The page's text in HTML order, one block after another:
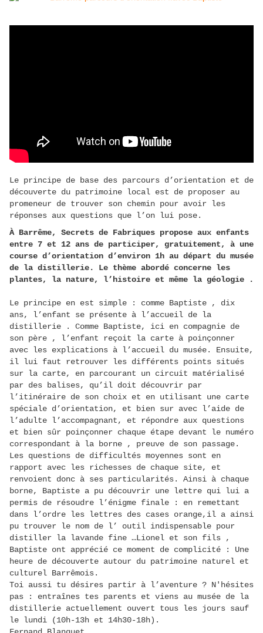
Le principe de base des parcours d’orientation et de
découverte du patrimoine local est de proposer au
promeneur de trouver son chemin pour avoir les
réponses aux questions que l’on lui pose.
À Barrême, Secrets de Fabriques propose aux enfants
entre 7 et 12 ans de participer, gratuitement, à une
course d’orientation d’environ 1h au départ du musée
de la distillerie. Le thème abordé concerne les
plantes, la nature, l’histoire et même la géologie .
Le principe en est simple : comme Baptiste , dix
ans, l’enfant se présente à l’accueil de la
distillerie . Comme Baptiste, ici en compagnie de
son père , l’enfant reçoit la carte à poinçonner
avec les explications à l’accueil du musée. Ensuite,
il lui faut retrouver les différents points situés
sur la carte, en parcourant un circuit matérialisé
par des balises, qu’il doit découvrir par
l’itinéraire de son choix et en utilisant une carte
spéciale d’orientation, et bien sur avec l’aide de
l’adulte l’accompagnant, et répondre aux questions
et bien sûr poinçonner chaque étape devant le numéro
correspondant à la borne , preuve de son passage.
Les questions de difficultés moyennes sont en
rapport avec les richesses de chaque site, et
renvoient donc à ses particularités. Ainsi à chaque
borne, Baptiste a pu découvrir une lettre qui lui a
permis de résoudre l’énigme finale : en remettant
dans l’ordre les lettres des cases orange,il a ainsi
pu trouver le nom de l’ outil indispensable pour
distiller la lavande fine …Lionel et son fils ,
Baptiste ont apprécié ce moment de complicité : Une
heure de découverte autour du patrimoine naturel et
culturel Barrêmois.
Toi aussi tu désires partir à l’aventure ? N'hésites
pas : entraînes tes parents et viens au musée de la
distillerie actuellement ouvert tous les jours sauf
le lundi (10h-13h et 14h30-18h).